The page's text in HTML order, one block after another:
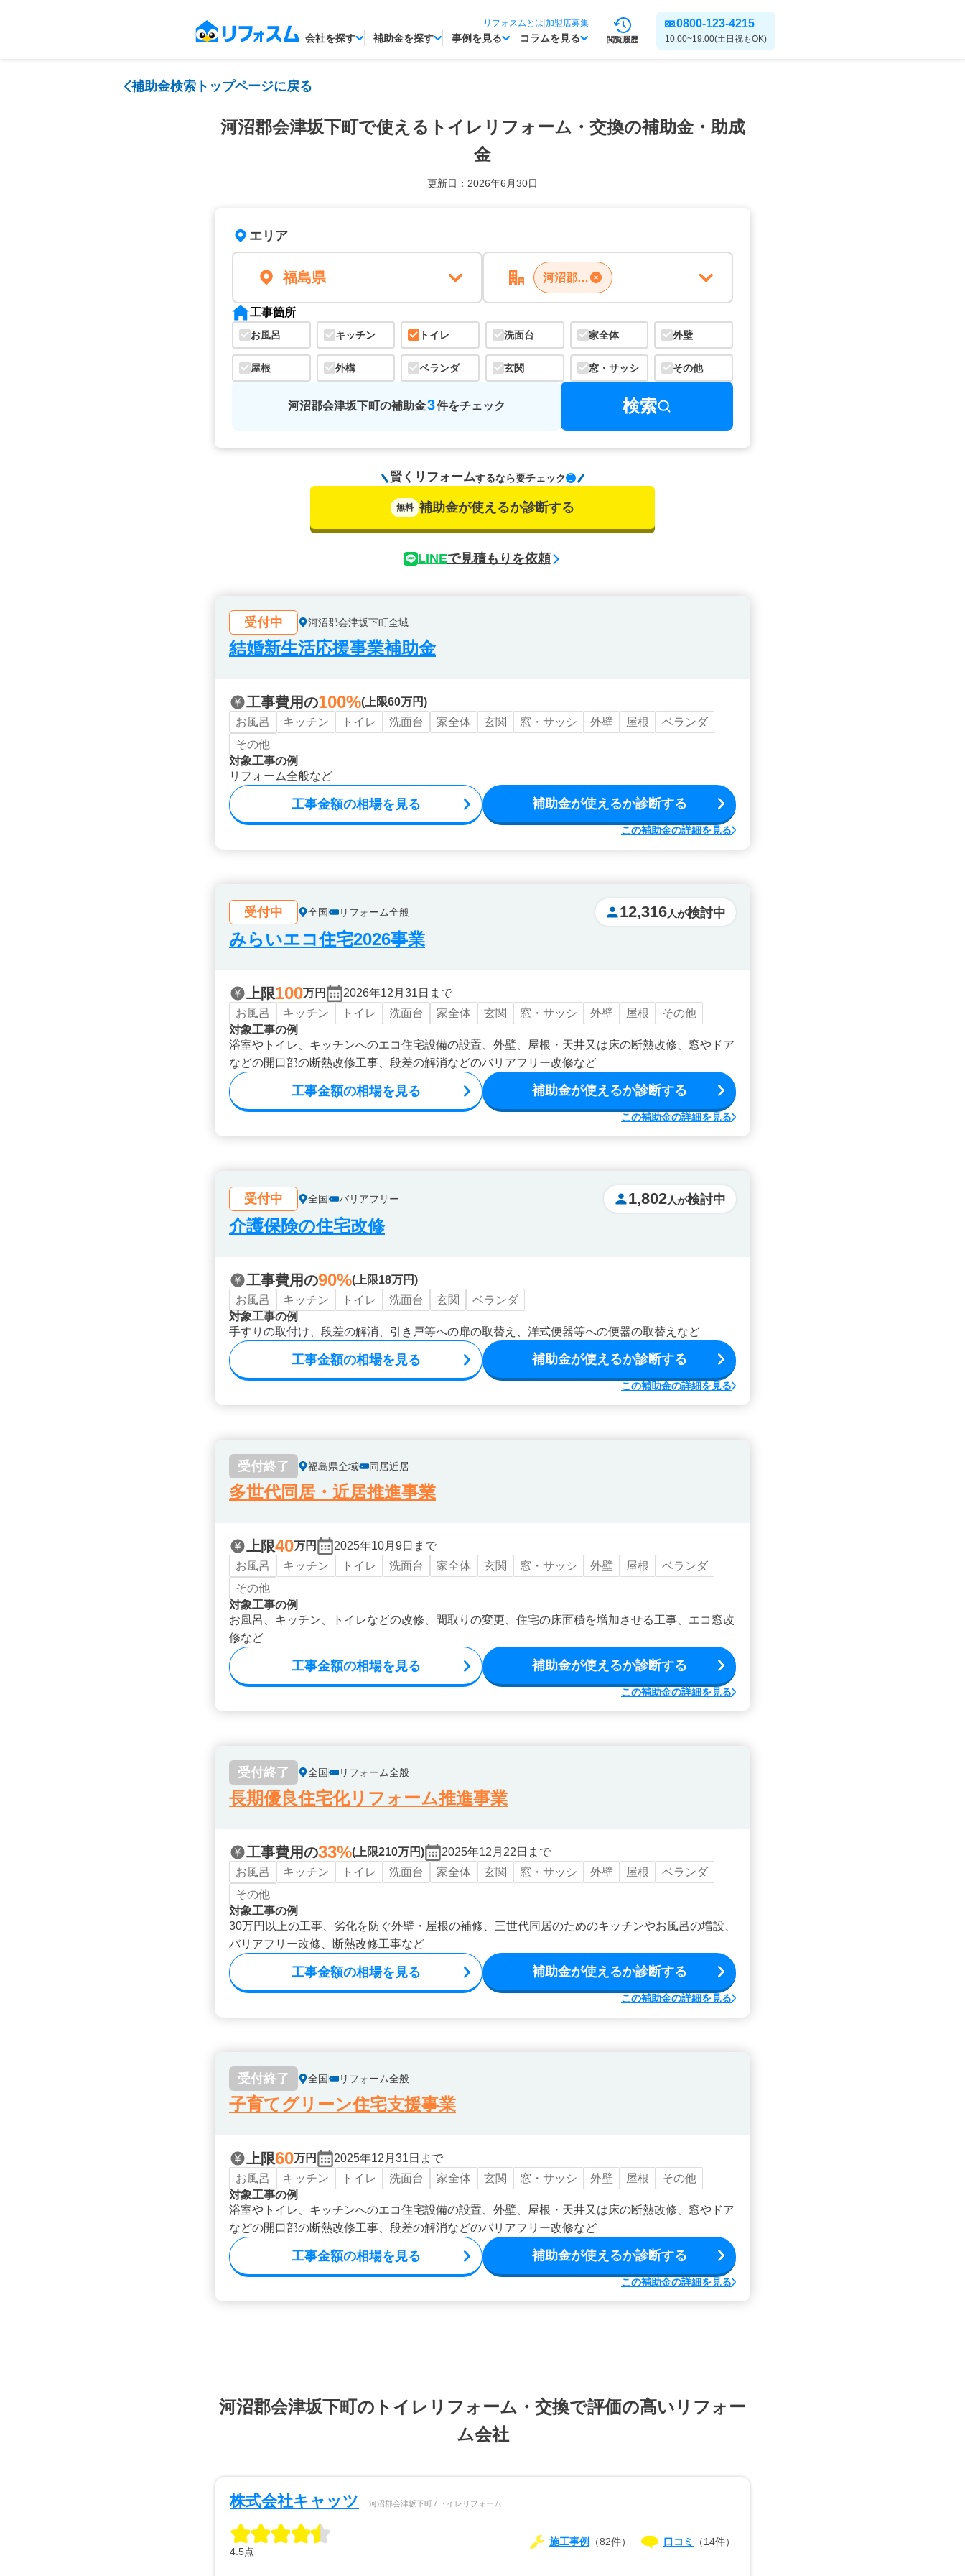
リフォスムとは|加盟店募集
会社を探す 補助金を探す 事例を見る コラムを見る 閲覧履歴
0800-123-4215
10:00~19:00(土日祝もOK)
補助金検索トップページに戻る
河沼郡会津坂下町で使える トイレリフォーム・交換の補助金・助成
金
更新日：2026年6月30日
エリア
福島県 河沼郡会津坂下町
工事箇所
お風呂 キッチン トイレ 洗面台 家全体 外壁
屋根 外構 ベランダ 玄関 窓・サッシ その他
河沼郡会津坂下町の補助金3件をチェック 検索
賢くリフォームするなら要チェック
無料 補助金が使えるか診断する
LINEで見積もりを依頼
受付中 河沼郡会津坂下町全域
結婚新生活応援事業補助金
工事費用の100%(上限60万円)
お風呂
キッチン トイレ 洗面台 家全体 玄関 窓・サッシ 外壁 屋根
ベランダ
その他
対象工事の例
リフォーム全般など
工事金額の相場を見る 補助金が使えるか診断する
この補助金の詳細を見る
受付中 全国 リフォーム全般 12,316人が検討中
みらいエコ住宅2026事業
上限100万円
2026年12月31日まで
お風呂
キッチン トイレ 洗面台 家全体 玄関 窓・サッシ 外壁 屋根
その他
対象工事の例
浴室やトイレ、キッチンへのエコ住宅設備の設置、外壁、屋根・天井又は床の断熱改修、窓やドア
などの開口部の断熱改修工事、段差の解消などのバリアフリー改修など
工事金額の相場を見る 補助金が使えるか診断する
この補助金の詳細を見る
受付中 全国 バリアフリー 1,802人が検討中
介護保険の住宅改修
工事費用の90%(上限18万円)
お風呂
キッチン トイレ 洗面台 玄関
ベランダ
対象工事の例
手すりの取付け、段差の解消、引き戸等への扉の取替え、洋式便器等への便器の取替えなど
工事金額の相場を見る 補助金が使えるか診断する
この補助金の詳細を見る
受付終了 福島県全域 同居近居
多世代同居・近居推進事業
上限40万円
2025年10月9日まで
お風呂
キッチン トイレ 洗面台 家全体 玄関 窓・サッシ 外壁 屋根
ベランダ
その他
対象工事の例
お風呂、キッチン、トイレなどの改修、間取りの変更、住宅の床面積を増加させる工事、エコ窓改
修など
工事金額の相場を見る 補助金が使えるか診断する
この補助金の詳細を見る
受付終了 全国 リフォーム全般
長期優良住宅化リフォーム推進事業
工事費用の33%(上限210万円)
2025年12月22日まで
お風呂
キッチン トイレ 洗面台 家全体 玄関 窓・サッシ 外壁 屋根
ベランダ
その他
対象工事の例
30万円以上の工事、劣化を防ぐ外壁・屋根の補修、三世代同居のためのキッチンやお風呂の増設、
バリアフリー改修、断熱改修工事など
工事金額の相場を見る 補助金が使えるか診断する
この補助金の詳細を見る
受付終了 全国 リフォーム全般
子育てグリーン住宅支援事業
上限60万円
2025年12月31日まで
お風呂
キッチン トイレ 洗面台 家全体 玄関 窓・サッシ 外壁 屋根
その他
対象工事の例
浴室やトイレ、キッチンへのエコ住宅設備の設置、外壁、屋根・天井又は床の断熱改修、窓やドア
などの開口部の断熱改修工事、段差の解消などのバリアフリー改修など
工事金額の相場を見る 補助金が使えるか診断する
この補助金の詳細を見る
河沼郡会津坂下町のトイレリフォーム・交換で評価の高いリフォー
ム会社
株式会社キャッツ 河沼郡会津坂下町 / トイレリフォーム
4.5点
施工事例 （82件） 口コミ （14件）